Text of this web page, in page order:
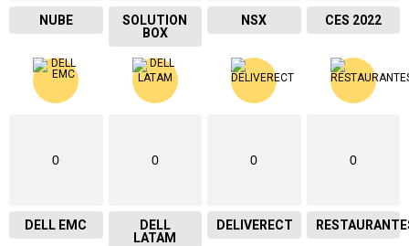
NUBE
SOLUTION
BOX
NSX CES 2022
0
DELL EMC
0
DELL
LATAM
0
DELIVERECT
0